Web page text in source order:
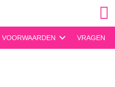
VOORWAARDEN VRAGEN